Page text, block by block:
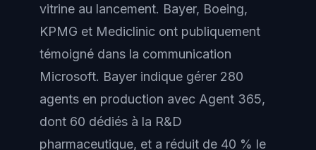
vitrine au lancement. Bayer, Boeing,
KPMG et Mediclinic ont publiquement
témoigné dans la communication
Microsoft. Bayer indique gérer 280
agents en production avec Agent 365,
dont 60 dédiés à la R&D
pharmaceutique, et a réduit de 40 % le